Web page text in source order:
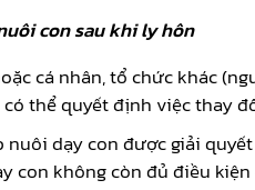
con sau khi ly hôn
cá nhân, tổ chức khác
thể quyết định việc thay
dạy con được giải
con không còn đủ điều